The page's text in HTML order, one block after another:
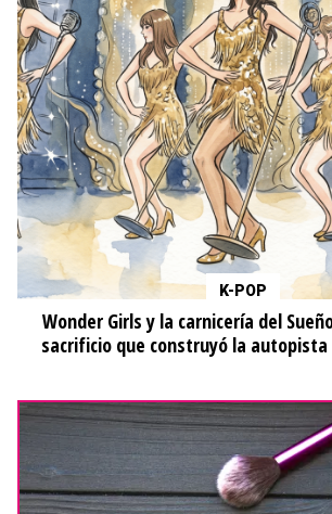
K-POP
Wonder Girls y la carnicería del
sacrificio que construyó la autopista